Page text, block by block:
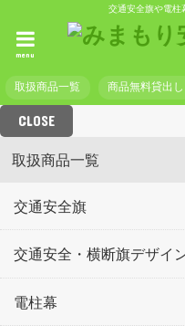
交通安全旗や電柱
menu
取扱商品一覧 商品無料貸出し
CLOSE
取扱商品一覧
交通安全旗
交通安全・横断旗デザイ
電柱幕